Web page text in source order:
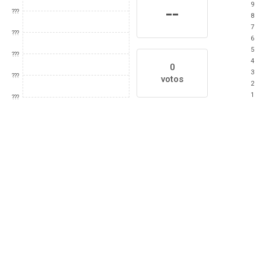
???
???
???
???
???
--
0
votos
9
8
7
6
5
4
3
2
1